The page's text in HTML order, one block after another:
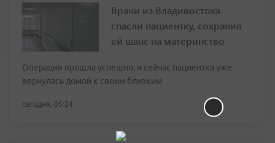
Врачи из Владивостока
спасли пациентку, сохранив
ей шанс на материнство
Операция прошла успешно, и сейчас пациентка уже
вернулась домой к своим близким
сегодня, 05:24